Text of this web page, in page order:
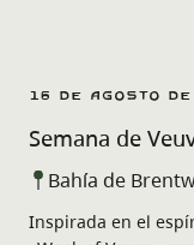
16 de agosto
Semana de
Bahía de
Inspirada en el